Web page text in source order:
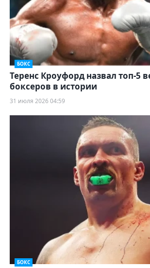
БОКС
Теренс Кроуфорд назвал топ-5
боксеров в истории
31 июля 2026 04:59
БОКС